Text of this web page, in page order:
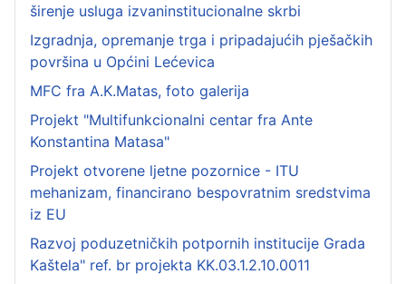
širenje usluga izvaninstitucionalne skrbi
Izgradnja, opremanje trga i pripadajućih pješačkih
površina u Općini Lećevica
MFC fra A.K.Matas, foto galerija
Projekt "Multifunkcionalni centar fra Ante
Konstantina Matasa"
Projekt otvorene ljetne pozornice - ITU
mehanizam, financirano bespovratnim sredstvima
iz EU
Razvoj poduzetničkih potpornih institucije Grada
Kaštela" ref. br projekta KK.03.1.2.10.0011